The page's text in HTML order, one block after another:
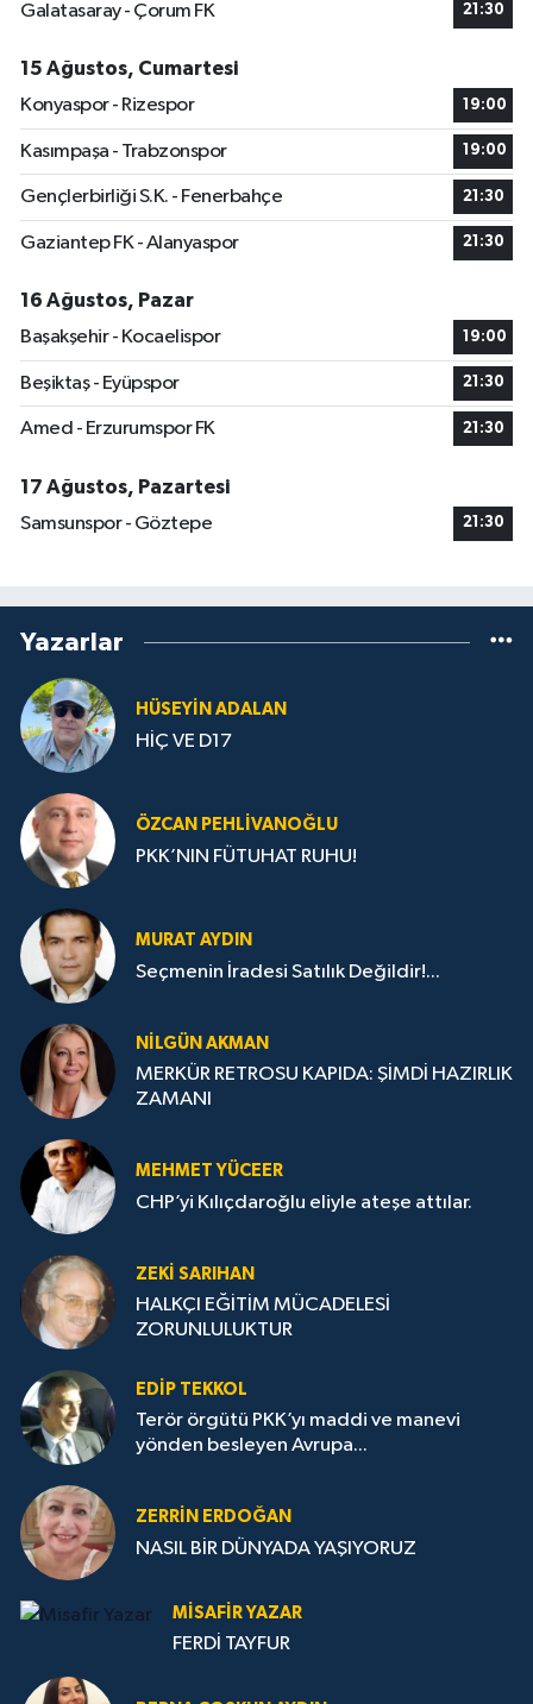
Galatasaray - Çorum FK 21:30
15 Ağustos, Cumartesi
Konyaspor - Rizespor
19:00
Kasımpaşa - Trabzonspor 19:00
Gençlerbirliği S.K. - Fenerbahçe 21:30
Gaziantep FK - Alanyaspor 21:30
16 Ağustos, Pazar
Başakşehir - Kocaelispor
19:00
Beşiktaş - Eyüpspor 21:30
Amed - Erzurumspor FK 21:30
17 Ağustos, Pazartesi
Samsunspor - Göztepe
21:30
Yazarlar
HÜSEYIN ADALAN
HİÇ VE D17
ÖZCAN PEHLIVANOĞLU
PKK’NIN FÜTUHAT RUHU!
MURAT AYDIN
Seçmenin İradesi Satılık Değildir!...
NILGÜN AKMAN
MERKÜR RETROSU KAPIDA: ŞİMDİ HAZIRLIK
ZAMANI
MEHMET YÜCEER
CHP’yi Kılıçdaroğlu eliyle ateşe attılar.
ZEKI SARIHAN
HALKÇI EĞİTİM MÜCADELESİ
ZORUNLULUKTUR
EDIP TEKKOL
Terör örgütü PKK’yı maddi ve manevi
yönden besleyen Avrupa...
ZERRIN ERDOĞAN
NASIL BİR DÜNYADA YAŞIYORUZ
MISAFIR YAZAR
FERDİ TAYFUR